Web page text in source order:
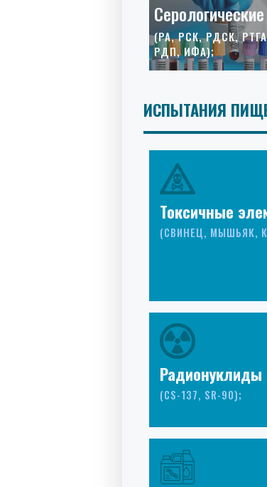
Серологические
(РА, РСК, РДСК,
РДП, ИФА);
ИСПЫТАНИЯ
Токсичные
(СВИНЕЦ, МЫШЬЯК,
Радионуклиды
(CS-137, SR-90);